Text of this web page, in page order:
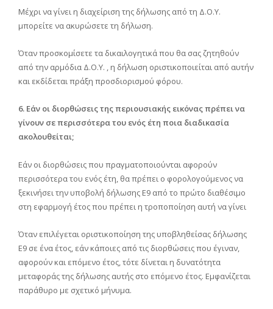
Μέχρι να γίνει η διαχείριση της δήλωσης από τη Δ.Ο.Υ.
μπορείτε να ακυρώσετε τη δήλωση.
Όταν προσκομίσετε τα δικαιλογητικά που θα σας ζητηθούν
από την αρμόδια Δ.Ο.Υ. , η δήλωση οριστικοποιείται από αυτήν
και εκδίδεται πράξη προσδιορισμού φόρου.
6. Εάν οι διορθώσεις της περιουσιακής εικόνας πρέπει να
γίνουν σε περισσότερα του ενός έτη ποια διαδικασία
ακολουθείται;
Εάν οι διορθώσεις που πραγματοποιούνται αφορούν
περισσότερα του ενός έτη, θα πρέπει ο φορολογούμενος να
ξεκινήσει την υποβολή δήλωσης Ε9 από το πρώτο διαθέσιμο
στη εφαρμογή έτος που πρέπει η τροποποίηση αυτή να γίνει
Όταν επιλέγεται οριστικοποίηση της υποβληθείσας δήλωσης
Ε9 σε ένα έτος, εάν κάποιες από τις διορθώσεις που έγιναν,
αφορούν και επόμενο έτος, τότε δίνεται η δυνατότητα
μεταφοράς της δήλωσης αυτής στο επόμενο έτος. Εμφανίζεται
παράθυρο με σχετικό μήνυμα.